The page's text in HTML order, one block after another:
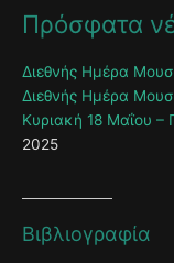
Πρόσφατα
Διεθνής Ημέρα
Διεθνής Ημέρα
Κυριακή 18 Μαΐου
2025
Βιβλιογραφία